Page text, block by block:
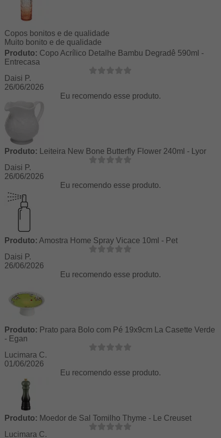
Copos bonitos e de qualidade
Muito bonito e de qualidade
Produto: Copo Acrílico Detalhe Bambu Degradê 590ml -
Entrecasa
Daisi P.
26/06/2026
Eu recomendo esse produto.
Produto: Leiteira New Bone Butterfly Flower 240ml - Lyor
Daisi P.
26/06/2026
Eu recomendo esse produto.
Produto: Amostra Home Spray Vicace 10ml - Pet
Daisi P.
26/06/2026
Eu recomendo esse produto.
Produto: Prato para Bolo com Pé 19x9cm La Casette Verde
- Egan
Lucimara C.
01/06/2026
Eu recomendo esse produto.
Produto: Moedor de Sal Tomilho Thyme - Le Creuset
Lucimara C.